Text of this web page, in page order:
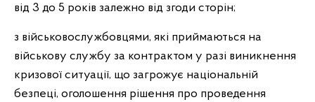
від 3 до 5 років залежно від згоди сторін;
з військовослужбовцями, які приймаються на
військову службу за контрактом у разі виникнення
кризової ситуації, що загрожує національній
безпеці, оголошення рішення про проведення